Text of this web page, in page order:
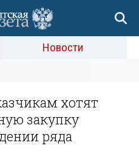
Новости
хотят
закупку
ряда